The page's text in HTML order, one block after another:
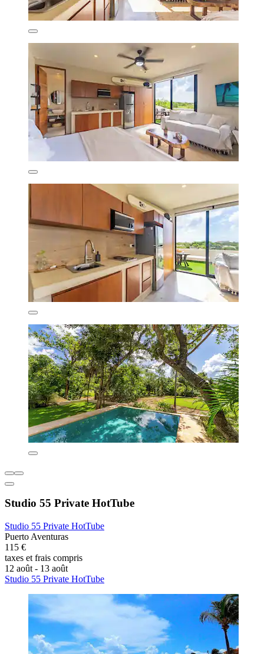
Studio 55 Private HotTube
Studio 55 Private HotTube
Puerto Aventuras
115 €
taxes et frais compris
12 août - 13 août
Studio 55 Private HotTube